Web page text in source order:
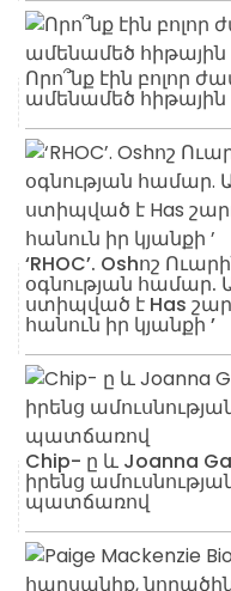
Որո՞նք էին բոլոր
ամենամեծ հիթային
‘RHOC’. Oshոշ
օգնության համար.
ստիպված է Has
հանուն իր կյանքի ’
Chip- ը և Joanna
իրենց
պատճառով